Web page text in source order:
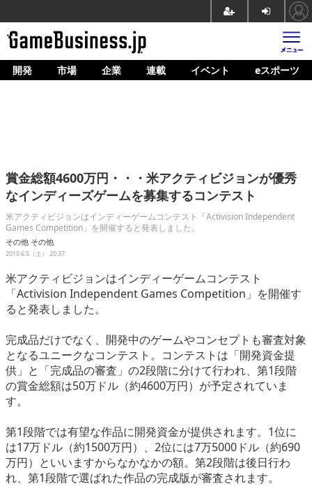
ホーム
企業動向
人材育成
産業政策
イベント/セミナー
開発 市場 企業 連載 イベント eスポーツ
賞金総額4600万円・・・米アクティビジョンが優秀
なインディーズゲームを募集するコンテスト
米アクティビジョンはインディーゲームコンテスト「Activision Independent
Games Competition」を開催すると発表しました。
その他 その他
2010.6.5（土） 20:37
米アクティビジョンはインディーゲームコンテスト
「Activision Independent Games Competition」を開催す
ると発表しました。
完成品だけでなく、開発中のゲームやコンセプトも審査対象
となるユニークなコンテスト。コンテストは「開発資金提
供」と「完成品の審査」の2段階に分けて行われ、第1段階
の賞金総額は50万ドル（約4600万円）が予定されていま
す。
第1段階では有望な作品に開発資金が提供されます。1位に
は17万ドル（約1500万円）、2位には7万5000ドル（約690
万円）といいますからなかなかの額。第2段階は後日行わ
れ、第1段階で選ばれた作品の完成版が審査されます。